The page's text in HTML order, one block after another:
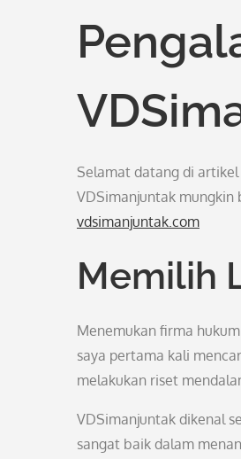
Selamat datang di artikel
VDSimanjuntak
vdsimanjuntak.com
Memilih
Menemukan firma
saya pertama kali
melakukan riset
VDSimanjuntak dikenal
sangat baik dalam